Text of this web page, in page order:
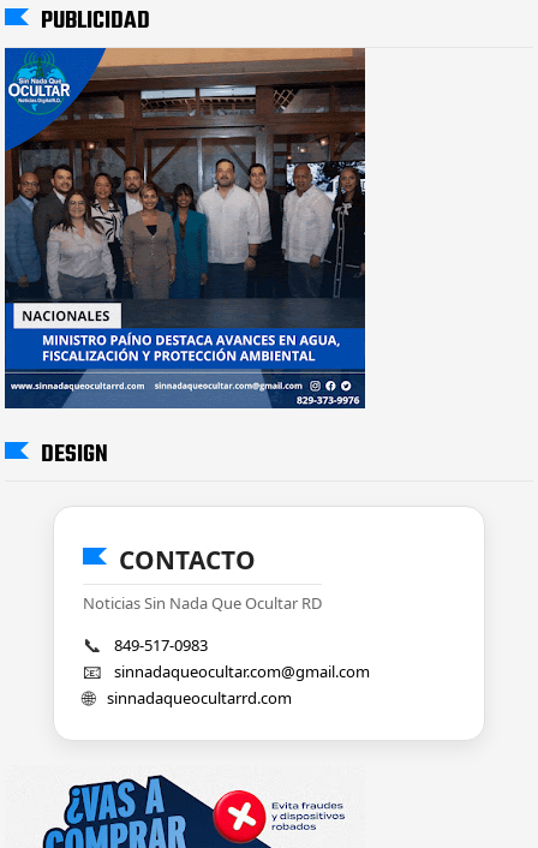
PUBLICIDAD
DESIGN
CONTACTO
Noticias Sin Nada Que Ocultar RD
📞 849-517-0983
📧 sinnadaqueocultar.com@gmail.com
🌐 sinnadaqueocultarrd.com